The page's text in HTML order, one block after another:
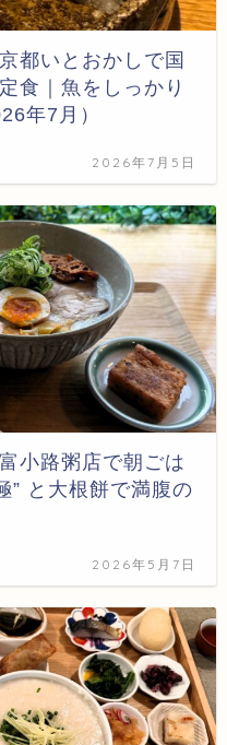
都いとおかしで国
食｜魚をしっかり
年7月）
2026年7月5日
小路粥店で朝ごは
” と大根餅で満腹の
2026年5月7日